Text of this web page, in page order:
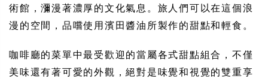
術館，瀰漫著濃厚的文化氣息。旅人們可以在這個浪
漫的空間，品嚐使用濱田醬油所製作的甜點和輕食。
咖啡廳的菜單中最受歡迎的當屬各式甜點組合，不僅
美味還有著可愛的外觀，絕對是味覺和視覺的雙重享